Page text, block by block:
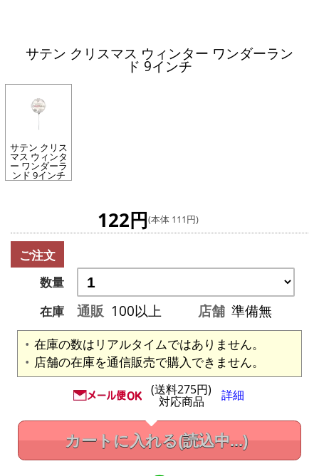
サテン クリスマス ウィンター ワンダーラン
ド 9インチ
サテン クリス
マス ウィンタ
ー ワンダーラ
ンド 9インチ
122円(本体 111円)
ご注文
数量
在庫
通販 100以上 店舗 準備無
在庫の数はリアルタイムではありません。
店舗の在庫を通信販売で購入できません。
(送料275円)
対応商品 詳細
カートに入れる(読込中...)